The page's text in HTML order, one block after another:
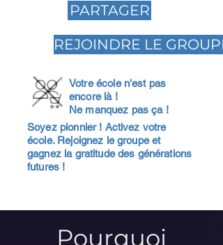
PARTAGER
REJOINDRE LE GROUPE
Votre école n'est pas
encore là !
Ne manquez pas ça !
Soyez pionnier ! Activez votre
école. Rejoignez le groupe et
gagnez la gratitude des générations
futures !
Pourquoi